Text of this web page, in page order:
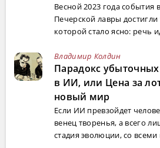
Весной 2023 года события
Печерской лавры
которой стало ясно: речь
Владимир Колдин
Парадокс
в ИИ, или Цена за
новый мир
Если ИИ превзойдет
венец творенья, а всего
стадия эволюции, со всеми